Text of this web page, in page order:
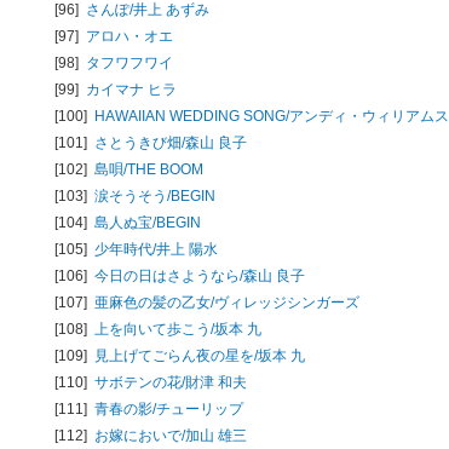
[96] さんぽ/井上 あずみ
[97] アロハ・オエ
[98] タフワフワイ
[99] カイマナ ヒラ
[100]
HAWAIIAN WEDDING SONG/アンディ・ウィリアムス
[101] さとうきび畑/森山 良子
[102] 島唄/THE BOOM
[103] 涙そうそう/BEGIN
[104] 島人ぬ宝/BEGIN
[105] 少年時代/井上 陽水
[106] 今日の日はさようなら/森山 良子
[107] 亜麻色の髪の乙女/ヴィレッジシンガーズ
[108] 上を向いて歩こう/坂本 九
[109]
見上げてごらん夜の星を/坂本 九
[110] サボテンの花/財津 和夫
[111] 青春の影/チューリップ
[112] お嫁においで/加山 雄三